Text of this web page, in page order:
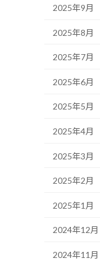
2025年9月
2025年8月
2025年7月
2025年6月
2025年5月
2025年4月
2025年3月
2025年2月
2025年1月
2024年12月
2024年11月